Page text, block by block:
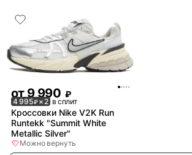
от9 990 ₽
4 995₽× 2 в сплит
Кроссовки Nike V2K Run
Runtekk "Summit White
Metallic Silver"
Можно вернуть